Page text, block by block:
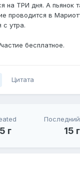
на ТРИ дня. А пьянок
проводится в
с утра.
бесплатное.
Цитата
г 15 г